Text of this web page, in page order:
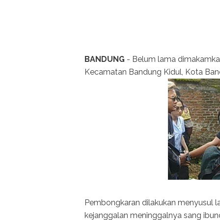
BANDUNG - Belum lama
Kecamatan Bandung Kidul, Kota
Pembongkaran dilakukan menyusul
kejanggalan meninggalnya sang